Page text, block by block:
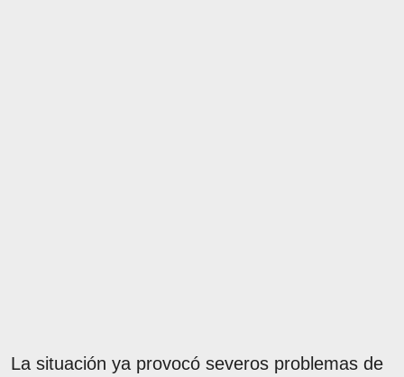
La situación ya provocó severos problemas de